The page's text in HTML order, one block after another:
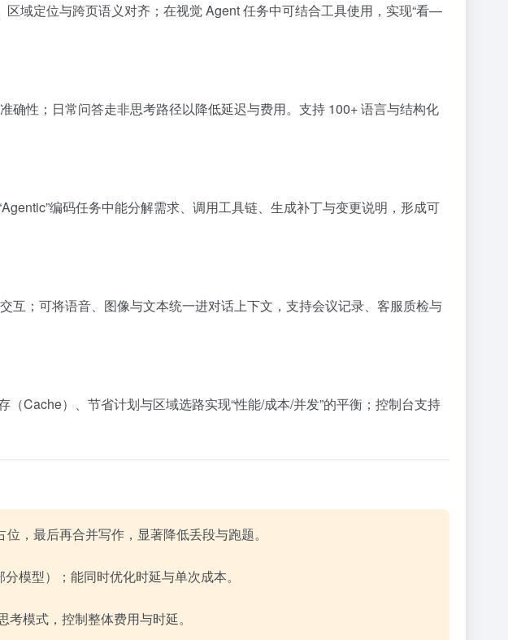
域定位与跨页语义对齐；在视觉 Agent 任务中可结合工具使用，实现“看—
性；日常问答走非思考路径以降低延迟与费用。支持 100+ 语言与结构化
编码任务中能分解需求、调用工具链、生成补丁与变更说明，形成可
互；可将语音、图像与文本统一进对话上下文，支持会议记录、客服质检与
Cache）、节省计划与区域选路实现“性能/成本/并发”的平衡；控制台支持
，最后再合并写作，显著降低丢段与跑题。
模型）；能同时优化时延与单次成本。
模式，控制整体费用与时延。